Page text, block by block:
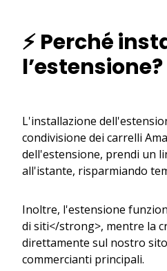
⚡ Perché
l’estensione?
L'installazione
condivisione dei carrelli
dell'estensione, prendi un
all'istante, risparmiando
Inoltre, l'estensione
di siti</strong>, mentre la
direttamente sul nostro
commercianti principali.